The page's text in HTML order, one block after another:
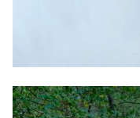
Masque Kodiak, 2025